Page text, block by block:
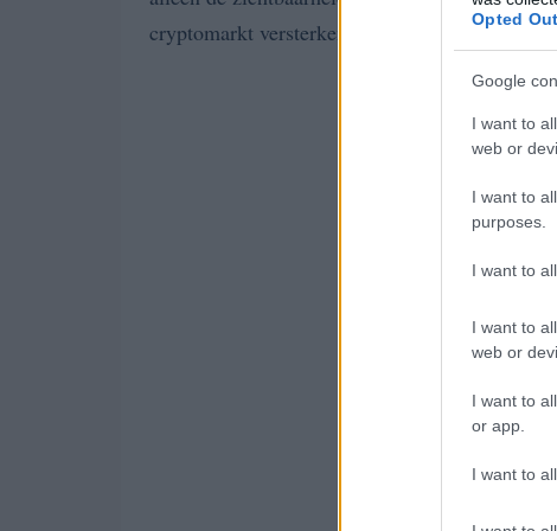
Opted Out
Google
I want to
web or
I want to
purposes.
I want to
I want to
web or
I want to
or app.
I want to
cryptomarkt versterken.
Maar dat is nog niet